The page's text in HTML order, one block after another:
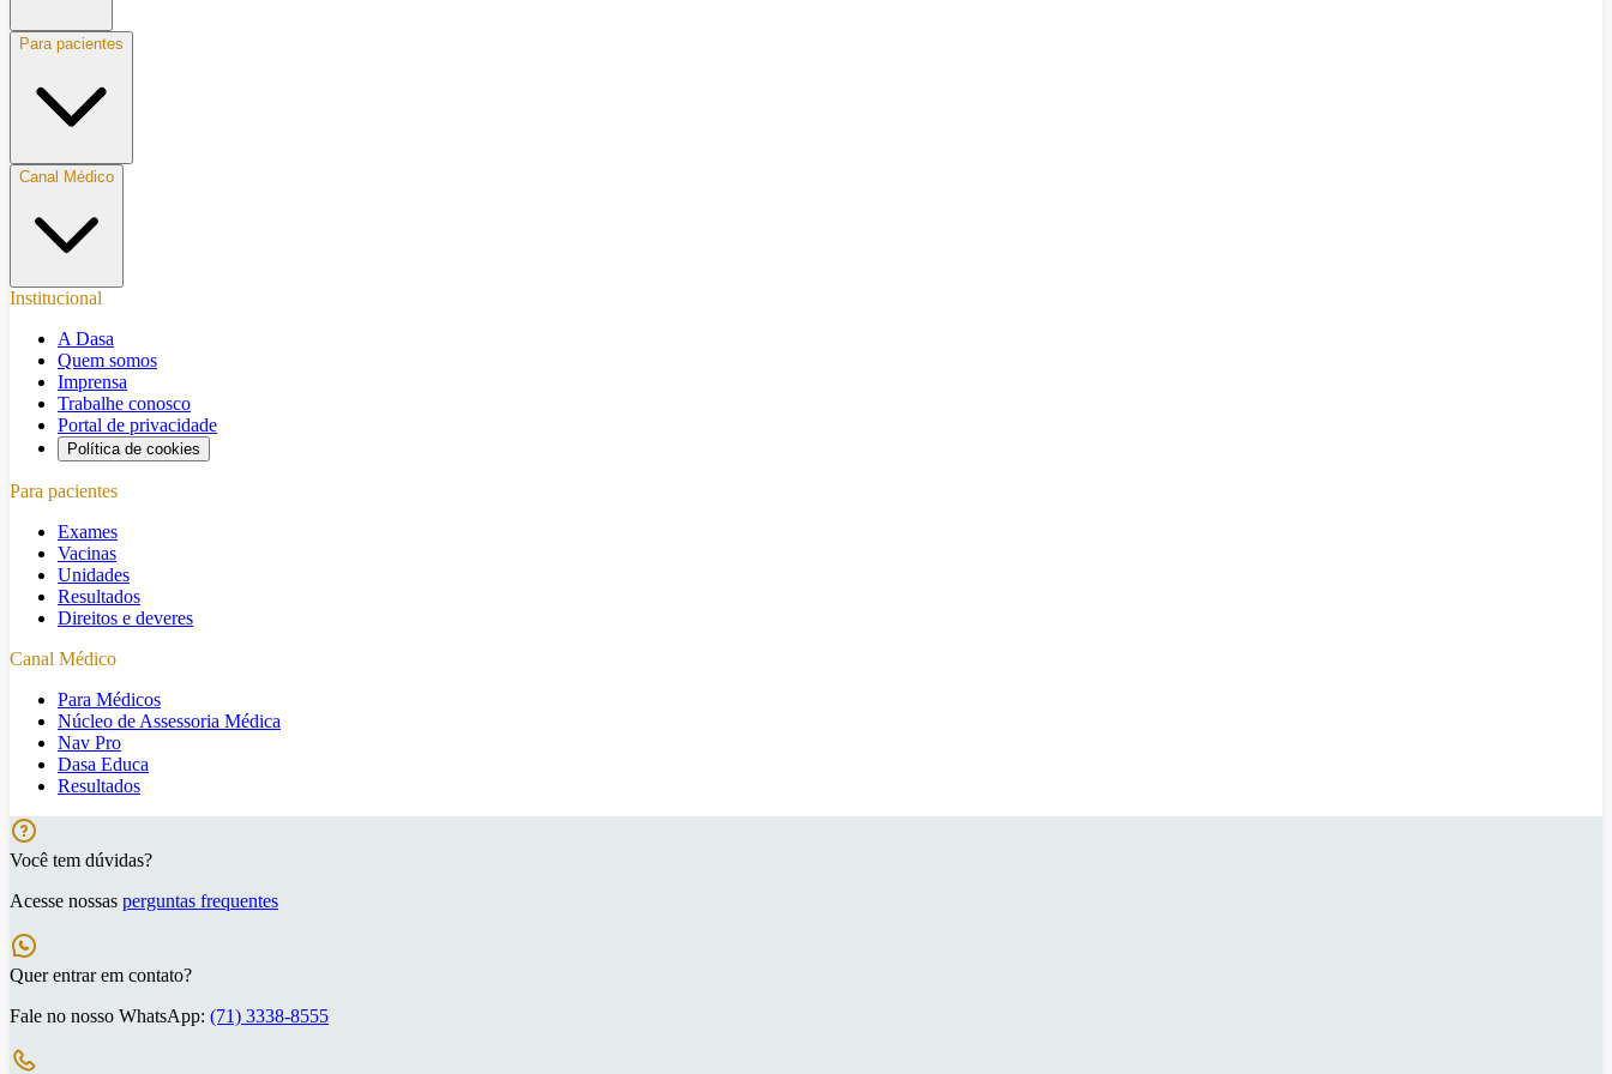
Para pacientes
Canal Médico
Institucional
A Dasa
Quem somos
Imprensa
Trabalhe conosco
Portal de privacidade
Política de cookies
Para pacientes
Exames
Vacinas
Unidades
Resultados
Direitos e deveres
Canal Médico
Para Médicos
Núcleo de Assessoria Médica
Nav Pro
Dasa Educa
Resultados
Você tem dúvidas?
Acesse nossas perguntas frequentes
Quer entrar em contato?
Fale no nosso WhatsApp: (71) 3338-8555